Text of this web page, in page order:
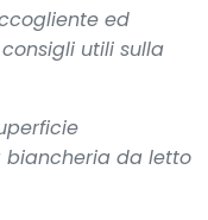
ed
utili sulla
biancheria da letto